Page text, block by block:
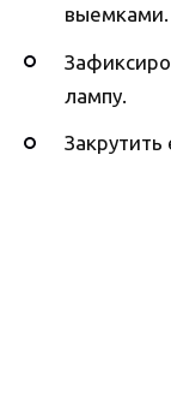
выемками.
лампу.